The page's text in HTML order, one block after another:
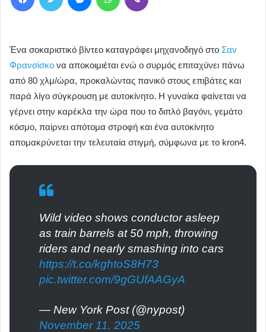
Ένα σοκαριστικό βίντεο καταγράφει μηχανοδηγό στο Σαν
Φρανσίσκο να αποκοιμιέται ενώ ο συρμός επιταχύνει πάνω
από 80 χλμ/ώρα, προκαλώντας πανικό στους επιβάτες και
παρά λίγο σύγκρουση με αυτοκίνητο. Η γυναίκα φαίνεται να
γέρνει στην καρέκλα την ώρα που το διπλό βαγόνι, γεμάτο
κόσμο, παίρνει απότομα στροφή και ένα αυτοκίνητο
απομακρύνεται την τελευταία στιγμή, σύμφωνα με το kron4.
Wild video shows conductor asleep
as train barrels at 50 mph, throwing
riders and nearly smashing into cars
https://t.co/kghtoS8H73
pic.twitter.com/9gGUfAAGyA
— New York Post (@nypost)
November 11, 2025